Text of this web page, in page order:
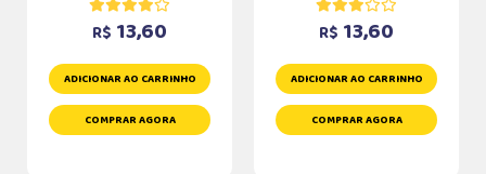
R$ 13,60
ADICIONAR AO CARRINHO
COMPRAR AGORA
R$ 13,60
ADICIONAR AO CARRINHO
COMPRAR AGORA